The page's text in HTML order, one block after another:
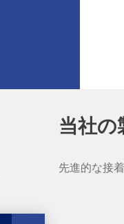
当社の
先進的な接